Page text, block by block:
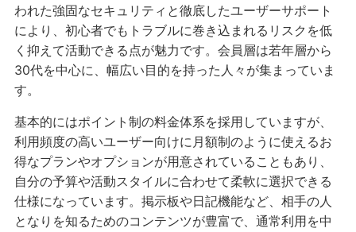
われた強固なセキュリティと徹底したユーザーサポート
により、初心者でもトラブルに巻き込まれるリスクを低
く抑えて活動できる点が魅力です。会員層は若年層から
30代を中心に、幅広い目的を持った人々が集まっていま
す。
基本的にはポイント制の料金体系を採用していますが、
利用頻度の高いユーザー向けに月額制のように使えるお
得なプランやオプションが用意されていることもあり、
自分の予算や活動スタイルに合わせて柔軟に選択できる
仕様になっています。掲示板や日記機能など、相手の人
となりを知るためのコンテンツが豊富で、通常利用を中